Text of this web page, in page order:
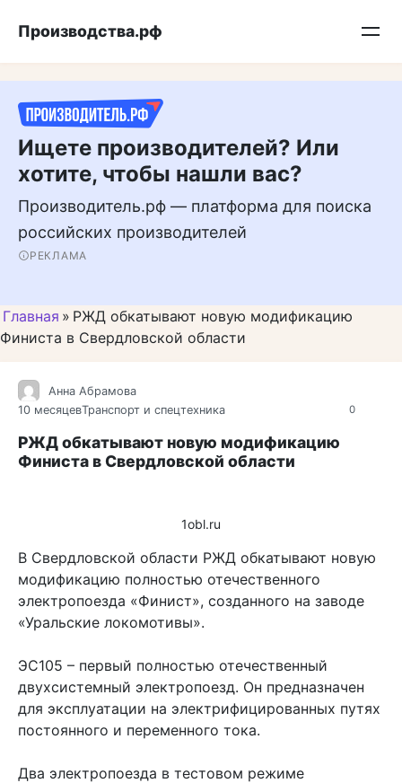
Подписывайтесь на нас в MAX
Производства.рф
Ищете производителей? Или
хотите, чтобы нашли вас?
Производитель.рф — платформа для поиска
российских производителей
РЕКЛАМА
Главная » РЖД обкатывают новую модификацию
Финиста в Свердловской области
0
Анна Абрамова
10 месяцевТранспорт и спецтехника
РЖД обкатывают новую модификацию
Финиста в Свердловской области
1obl.ru
В Свердловской области РЖД обкатывают новую
модификацию полностью отечественного
электропоезда «Финист», созданного на заводе
«Уральские локомотивы».
ЭС105 – первый полностью отечественный
двухсистемный электропоезд. Он предназначен
для эксплуатации на электрифицированных путях
постоянного и переменного тока.
Два электропоезда в тестовом режиме